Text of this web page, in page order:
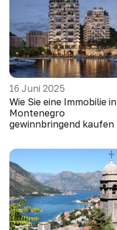
16 Juni 2025
Wie Sie eine Immobilie in
Montenegro
gewinnbringend kaufen